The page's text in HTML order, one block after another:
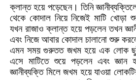
ক্লান্ত হয়ে পড়েছেন। তিনি
থেকে কোদাল নিয়ে নিজেই মাটি
যখন রাজাও ক্লান্ত হয়ে পড়লেন তখন
এবং নিজে আবার কোদাল চালানো শুরু
এমন সময় গুরুতত জখম হয়ে এক লোক
এসে মাটিতে শুয়ে পড়লেন এবং জ্ঞান
জ্ঞানীব্যক্তি মিলে জখম হয়ে যাওয়া